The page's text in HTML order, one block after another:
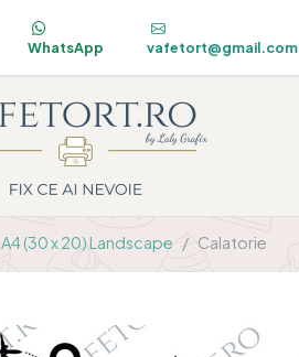
WhatsApp vafetort@gmail.com
A4 (30 x 20) Landscape Calatorie